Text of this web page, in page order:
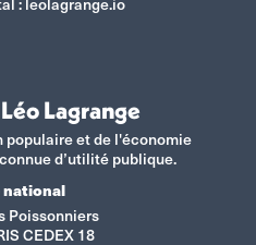
Lagrange
et de l'économie
d’utilité publique.
national
Poissonniers
CEDEX 18